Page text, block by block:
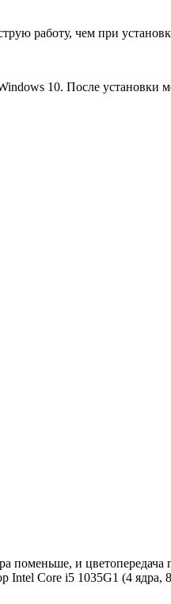
работу, чем при
10. После установки
и цветопередача
Intel Core i5 1035G1 (4